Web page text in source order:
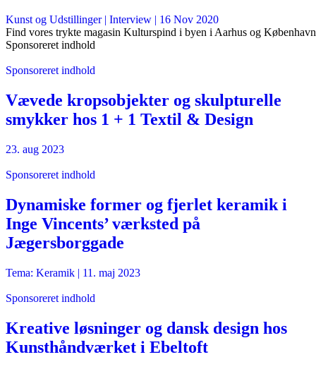
Kunst og Udstillinger| Interview | 16 Nov 2020
Find vores trykte magasin Kulturspind i byen i Aarhus og København
Sponsoreret indhold
Sponsoreret indhold
Vævede kropsobjekter og skulpturelle
smykker hos 1 + 1 Textil & Design
23. aug 2023
Sponsoreret indhold
Dynamiske former og fjerlet keramik i
Inge Vincents’ værksted på
Jægersborggade
Tema: Keramik | 11. maj 2023
Sponsoreret indhold
Kreative løsninger og dansk design hos
Kunsthåndværket i Ebeltoft